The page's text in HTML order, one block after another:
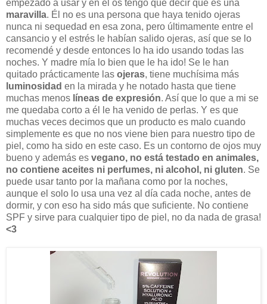
empezado a usar y en él os tengo que decir que es una
maravilla. Él no es una persona que haya tenido ojeras
nunca ni sequedad en esa zona, pero últimamente entre el
cansancio y el estrés le habían salido ojeras, así que se lo
recomendé y desde entonces lo ha ido usando todas las
noches. Y madre mía lo bien que le ha ido! Se le han
quitado prácticamente las ojeras, tiene muchísima más
luminosidad en la mirada y he notado hasta que tiene
muchas menos líneas de expresión. Así que lo que a mi se
me quedaba corto a él le ha venido de perlas. Y es que
muchas veces decimos que un producto es malo cuando
simplemente es que no nos viene bien para nuestro tipo de
piel, como ha sido en este caso. Es un contorno de ojos muy
bueno y además es vegano, no está testado en animales,
no contiene aceites ni perfumes, ni alcohol, ni gluten. Se
puede usar tanto por la mañana como por la noches,
aunque el solo lo usa una vez al día cada noche, antes de
dormir, y con eso ha sido más que suficiente. No contiene
SPF y sirve para cualquier tipo de piel, no da nada de grasa!
<3